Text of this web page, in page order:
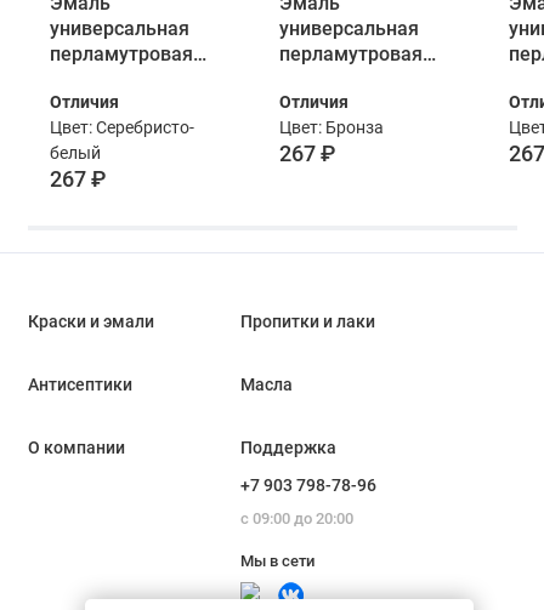
универсальная
перламутровая
серебристо-белая
0,23 кг
Отличия
Цвет: Серебристо-
белый
267 ₽
универсальная
перламутровая
бронза 0,23 кг
Отличия
Цвет: Бронза
267 ₽
Краски и эмали Пропитки и лаки
Антисептики Масла
О компании
Поддержка
+7 903 798-78-96
с 09:00 до 20:00
Мы в сети